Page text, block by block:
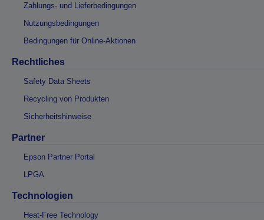
Zahlungs- und Lieferbedingungen
Nutzungsbedingungen
Bedingungen für Online-Aktionen
Rechtliches
Safety Data Sheets
Recycling von Produkten
Sicherheitshinweise
Partner
Epson Partner Portal
LPGA
Technologien
Heat-Free Technology